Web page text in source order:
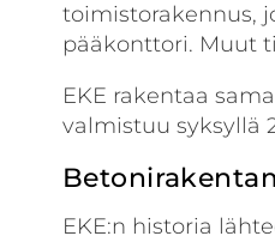
toimisto­rakennus,
pääkonttori. Muut
EKE rakentaa
valmistuu syksyllä
EKE:n historia